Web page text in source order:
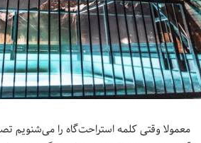
معمولا وقتی کلمه استراحت‌گاه را می‌شنویم